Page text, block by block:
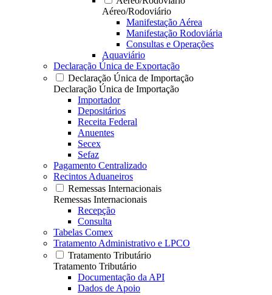
Aéreo/Rodoviário
Manifestação Aérea
Manifestação Rodoviária
Consultas e Operações
Aquaviário
Declaração Única de Exportação
Declaração Única de Importação
Declaração Única de Importação
Importador
Depositários
Receita Federal
Anuentes
Secex
Sefaz
Pagamento Centralizado
Recintos Aduaneiros
Remessas Internacionais
Remessas Internacionais
Recepção
Consulta
Tabelas Comex
Tratamento Administrativo e LPCO
Tratamento Tributário
Tratamento Tributário
Documentação da API
Dados de Apoio